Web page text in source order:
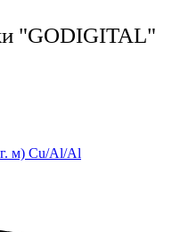
"GODIGITAL"
м) Cu/Al/Al